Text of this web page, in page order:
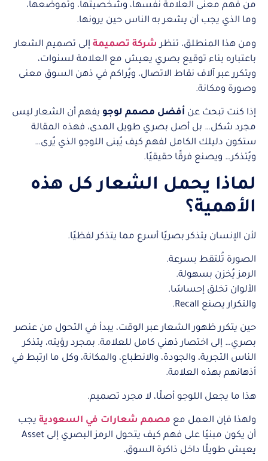
من فهم معنى العلامة نفسها، وشخصيتها، وتموضعها،
وما الذي يجب أن يشعر به الناس حين يرونها.
ومن هذا المنطلق، تنظر شركة تصميمة إلى تصميم الشعار
باعتباره بناء توقيع بصري يعيش مع العلامة لسنوات،
ويتكرر عبر آلاف نقاط الاتصال، ويُراكم في ذهن السوق معنى
وصورة ومكانة.
إذا كنت تبحث عن أفضل مصمم لوجو يفهم أن الشعار ليس
مجرد شكل… بل أصل بصري طويل المدى، فهذه المقالة
ستكون دليلك الكامل لفهم كيف يُبنى اللوجو الذي يُرى…
ويُتذكر… ويصنع فرقًا حقيقيًا.
لماذا يحمل الشعار كل هذه
الأهمية؟
لأن الإنسان يتذكر بصريًا أسرع مما يتذكر لفظيًا.
الصورة تُلتقط بسرعة.
الرمز يُخزن بسهولة.
الألوان تخلق إحساسًا.
والتكرار يصنع Recall.
حين يتكرر ظهور الشعار عبر الوقت، يبدأ في التحول من عنصر
بصري… إلى اختصار ذهني كامل للعلامة. بمجرد رؤيته، يتذكر
الناس التجربة، والجودة، والانطباع، والمكانة، وكل ما ارتبط في
أذهانهم بهذه العلامة.
هذا ما يجعل اللوجو أصلًا، لا مجرد تصميم.
ولهذا فإن العمل مع مصمم شعارات في السعودية يجب
أن يكون مبنيًا على فهم كيف يتحول الرمز البصري إلى Asset
يعيش طويلًا داخل ذاكرة السوق.